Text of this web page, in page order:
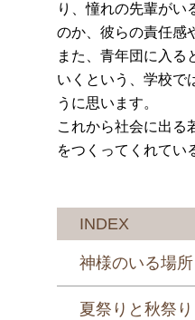
り、憧れの先輩がい
のか、彼らの責任感
また、青年団に入る
いくという、学校で
うに思います。
これから社会に出る
をつくってくれてい
INDEX
神様のいる場
夏祭りと秋祭り